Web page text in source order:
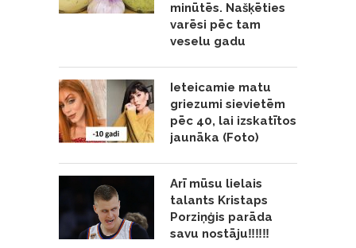
minūtēs. Našķēties
varēsi pēc tam
veselu gadu
Ieteicamie matu
griezumi sievietēm
pēc 40, lai izskatītos
jaunāka (Foto)
Arī mūsu lielais
talants Kristaps
Porziņģis parāda
savu nostāju‼️‼️‼️